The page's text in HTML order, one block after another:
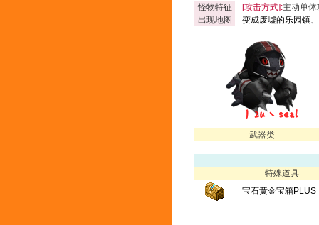
怪物特征
[攻击方式]:主动单体
出现地图
变成废墟的乐园镇、
武器类
特殊道具
宝石黄金宝箱PLUS